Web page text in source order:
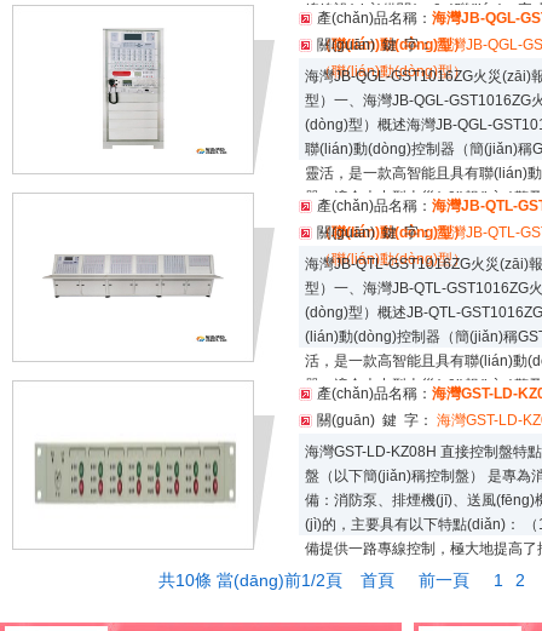
總線設(shè)備關(guān)聯(lián)，
(shè)備的啟/?？刂?span
產(chǎn)品名稱： 海灣JB-QGL-
（聯(lián)動(dòng)型）
關(guān) 鍵 字：海灣JB-QGL-
（聯(lián)動(dòng)型）
海灣JB-QGL-GST1016ZG火災(zāi)
型）一、海灣JB-QGL-GST1016ZG
(dòng)型）概述海灣JB-QGL-
聯(lián)動(dòng)控制器（簡(jiǎn)稱
靈活，是一款高智能且具有聯(lián)
器，適合大中型火災(zāi)報(bào)警
(tǒng)的應(yīng)用。GST1016ZG可
產(chǎn)品名稱： 海灣JB-QTL-
（聯(lián)動(dòng)型）
關(guān) 鍵 字：海灣JB-QTL-
（聯(lián)動(dòng)型）
海灣JB-QTL-GST1016ZG火災(zāi)
型）一、海灣JB-QTL-
(dòng)型）概述JB-QTL-
(lián)動(dòng)控制器（簡(jiǎn)稱
活，是一款高智能且具有聯(lián)動
器，適合大中型火災(zāi)報(bào)警
(tǒng)的應(yīng)用。GST1016ZG
產(chǎn)品名稱： 海灣GST-LD-
關(guān) 鍵 字： 海灣GST-LD-
海灣GST-LD-KZ08H 直接控制盤特
盤（以下簡(jiǎn)稱控制盤） 是專為
備：消防泵、排煙機(jī)、送風
(jì)的，主要具有以下特點(diǎn)：
備提供一路專線控制，極大地提高
共10條 當(dāng)前1/2頁 首頁 前一頁 1 2